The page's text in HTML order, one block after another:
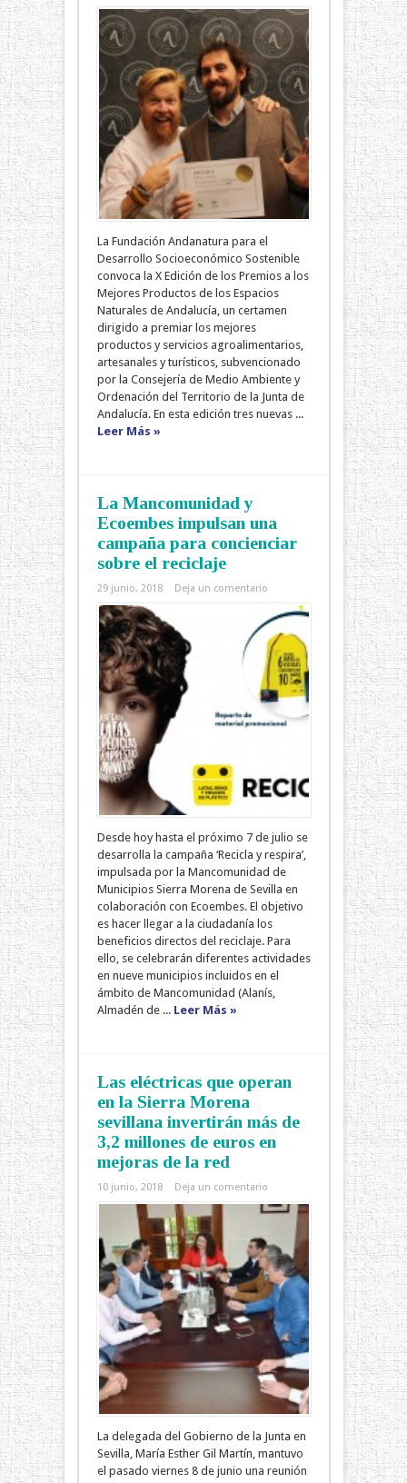
La Fundación Andanatura para el
Desarrollo Socioeconómico Sostenible
convoca la X Edición de los Premios a los
Mejores Productos de los Espacios
Naturales de Andalucía, un certamen
dirigido a premiar los mejores
productos y servicios agroalimentarios,
artesanales y turísticos, subvencionado
por la Consejería de Medio Ambiente y
Ordenación del Territorio de la Junta de
Andalucía. En esta edición tres nuevas ...
Leer Más »
La Mancomunidad y
Ecoembes impulsan una
campaña para concienciar
sobre el reciclaje
29 junio, 2018 Deja un comentario
Desde hoy hasta el próximo 7 de julio se
desarrolla la campaña ‘Recicla y respira’,
impulsada por la Mancomunidad de
Municipios Sierra Morena de Sevilla en
colaboración con Ecoembes. El objetivo
es hacer llegar a la ciudadanía los
beneficios directos del reciclaje. Para
ello, se celebrarán diferentes actividades
en nueve municipios incluidos en el
ámbito de Mancomunidad (Alanís,
Almadén de ... Leer Más »
Las eléctricas que operan
en la Sierra Morena
sevillana invertirán más de
3,2 millones de euros en
mejoras de la red
10 junio, 2018 Deja un comentario
La delegada del Gobierno de la Junta en
Sevilla, María Esther Gil Martín, mantuvo
el pasado viernes 8 de junio una reunión